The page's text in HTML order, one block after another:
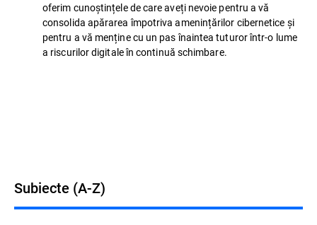
oferim cunoștințele de care aveți nevoie pentru a vă
consolida apărarea împotriva amenințărilor cibernetice și
pentru a vă menține cu un pas înaintea tuturor într-o lume
a riscurilor digitale în continuă schimbare.
Subiecte (A-Z)